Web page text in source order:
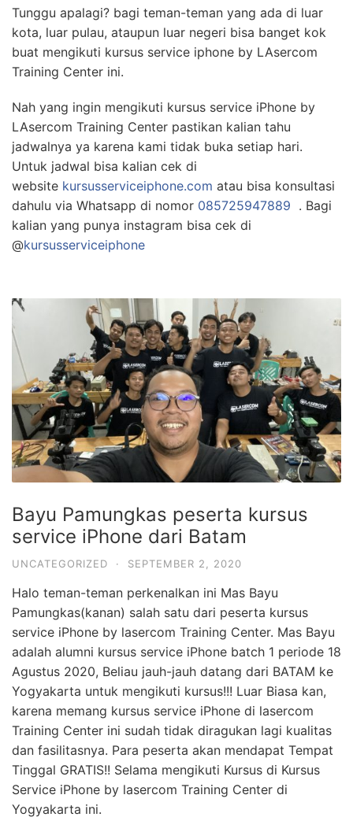
Tunggu apalagi? bagi teman-teman yang ada di luar
kota, luar pulau, ataupun luar negeri bisa banget kok
buat mengikuti kursus service iphone by LAsercom
Training Center ini.
Nah yang ingin mengikuti kursus service iPhone by
LAsercom Training Center pastikan kalian tahu
jadwalnya ya karena kami tidak buka setiap hari.
Untuk jadwal bisa kalian cek di
website kursusserviceiphone.com atau bisa konsultasi
dahulu via Whatsapp di nomor 085725947889 . Bagi
kalian yang punya instagram bisa cek di
@kursusserviceiphone
Bayu Pamungkas peserta kursus
service iPhone dari Batam
UNCATEGORIZED · SEPTEMBER 2, 2020
Halo teman-teman perkenalkan ini Mas Bayu
Pamungkas(kanan) salah satu dari peserta kursus
service iPhone by lasercom Training Center. Mas Bayu
adalah alumni kursus service iPhone batch 1 periode 18
Agustus 2020, Beliau jauh-jauh datang dari BATAM ke
Yogyakarta untuk mengikuti kursus!!! Luar Biasa kan,
karena memang kursus service iPhone di lasercom
Training Center ini sudah tidak diragukan lagi kualitas
dan fasilitasnya. Para peserta akan mendapat Tempat
Tinggal GRATIS!! Selama mengikuti Kursus di Kursus
Service iPhone by lasercom Training Center di
Yogyakarta ini.